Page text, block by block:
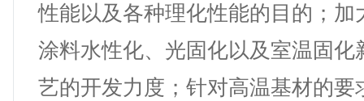
性能以及各种理化性能的目的；加
涂料水性化、光固化以及室温固化
艺的开发力度；针对高温基材的要